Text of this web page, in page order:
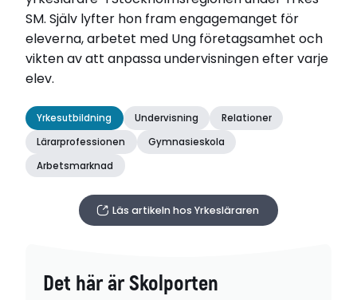
SM. Själv lyfter hon fram engagemanget för
eleverna, arbetet med Ung företagsamhet och
vikten av att anpassa undervisningen efter varje
elev.
Yrkesutbildning Undervisning
Relationer
Lärarprofessionen
Gymnasieskola
Arbetsmarknad
Läs artikeln hos Yrkesläraren
Det här är Skolporten